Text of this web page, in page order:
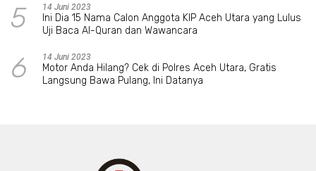
5 14 Juni 2023
Ini Dia 15 Nama Calon Anggota KIP Aceh Utara yang Lulus
Uji Baca Al-Quran dan Wawancara
6 14 Juni 2023
Motor Anda Hilang? Cek di Polres Aceh Utara, Gratis
Langsung Bawa Pulang, Ini Datanya